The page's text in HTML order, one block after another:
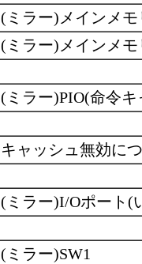
(ミラー)メインメ
(ミラー)メインメ
(ミラー)PIO(命令
キャッシュ無効に
(ミラー)I/Oポート(
(ミラー)SW1